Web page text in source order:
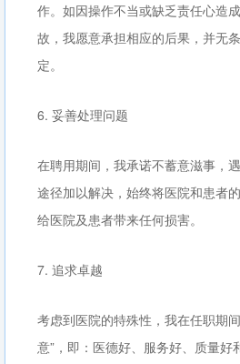
作。如因操作不当或缺乏责任心造
故，我愿意承担相应的后果，并无
定。
6. 妥善处理问题
在聘用期间，我承诺不蓄意滋事，
途径加以解决，始终将医院和患者
给医院及患者带来任何损害。
7. 追求卓越
考虑到医院的特殊性，我在任职期
意”，即：医德好、服务好、质量好